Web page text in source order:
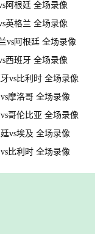
阿根廷 全场录像
英格兰 全场录像
vs阿根廷 全场录像
西班牙 全场录像
vs比利时 全场录像
摩洛哥 全场录像
哥伦比亚 全场录像
vs埃及 全场录像
比利时 全场录像